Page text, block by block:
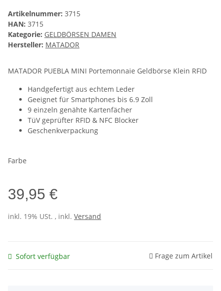
Artikelnummer: 3715
HAN: 3715
Kategorie: GELDBÖRSEN DAMEN
Hersteller: MATADOR
MATADOR PUEBLA MINI Portemonnaie Geldbörse Klein RFID
Handgefertigt aus echtem Leder
Geeignet für Smartphones bis 6.9 Zoll
9 einzeln genähte Kartenfächer
TüV geprüfter RFID & NFC Blocker
Geschenkverpackung
Farbe
39,95 €
inkl. 19% USt. , inkl. Versand
Sofort verfügbar Frage zum Artikel